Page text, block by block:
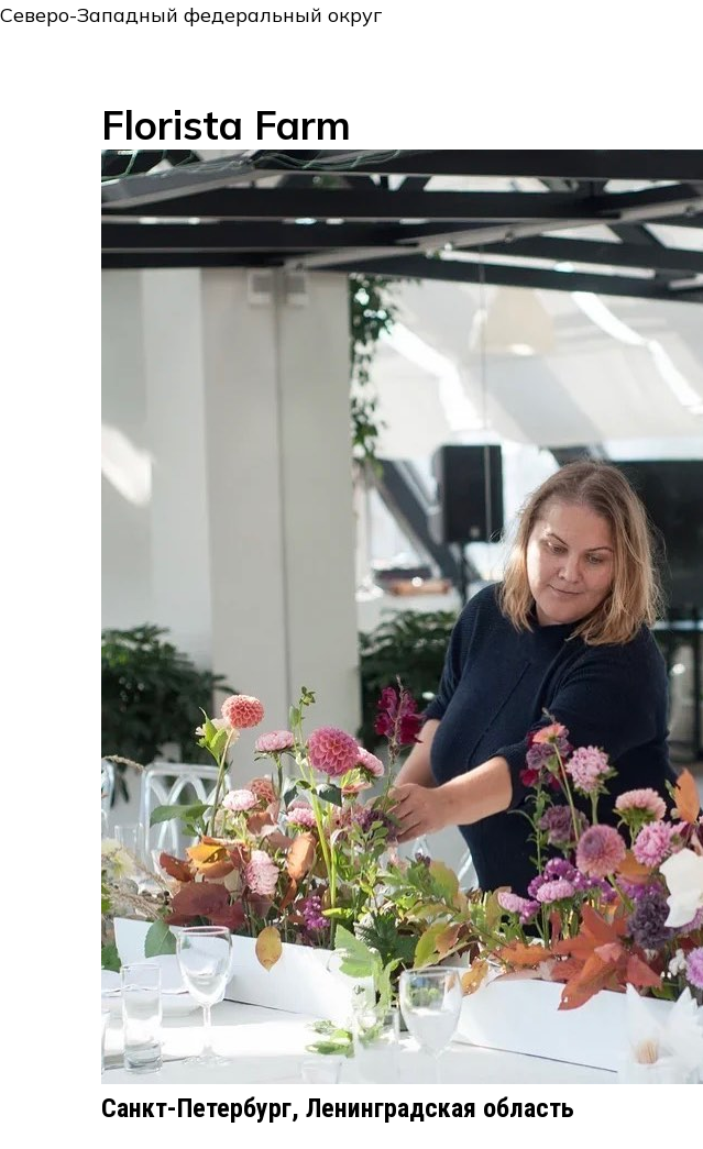
Северо-Западный федеральный округ
Florista Farm
Санкт-Петербург, Ленинградская область